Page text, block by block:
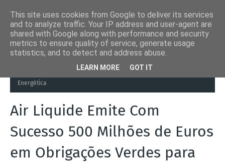
Air Liquide
Air Liquide Emite Com Sucesso 500
Energética
Air Liquide Emite Com
Sucesso 500 Milhões de Euros
em Obrigações Verdes para
This site uses cookies from Google to deliver its services
and to analyze traffic. Your IP address and user-agent are
shared with Google along with performance and security
metrics to ensure quality of service, generate usage
statistics, and to detect and address abuse.
LEARN MORE GOT IT